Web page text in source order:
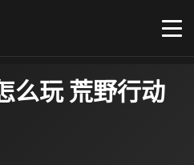
么玩 荒野行动